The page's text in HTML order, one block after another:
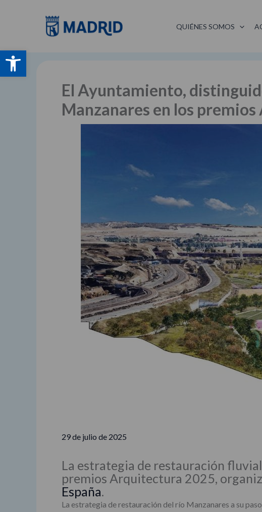
Abrir barra de herramientas
QUIÉNES SOMOS
El Ayuntamiento,
Manzanares en los
29 de julio de 2025
La estrategia de restauración
premios Arquitectura 2025,
España.
La estrategia de restauración del río Manzanares a su